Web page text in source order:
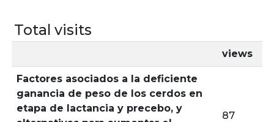
Total visits
views
Factores asociados a la deficiente
ganancia de peso de los cerdos en
etapa de lactancia y precebo, y
87